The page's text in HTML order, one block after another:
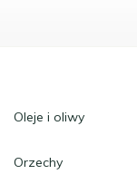
Oleje i oliwy
Orzechy